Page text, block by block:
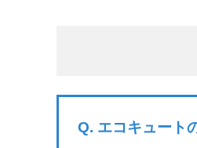
Q. エコキュート